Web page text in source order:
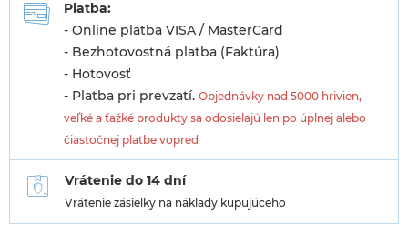
Platba:
- Online platba VISA / MasterCard
- Bezhotovostná platba (Faktúra)
- Hotovosť
- Platba pri prevzatí. Objednávky nad 5000 hrivien,
veľké a ťažké produkty sa odosielajú len po úplnej alebo
čiastočnej platbe vopred
Vrátenie do 14 dní
Vrátenie zásielky na náklady kupujúceho